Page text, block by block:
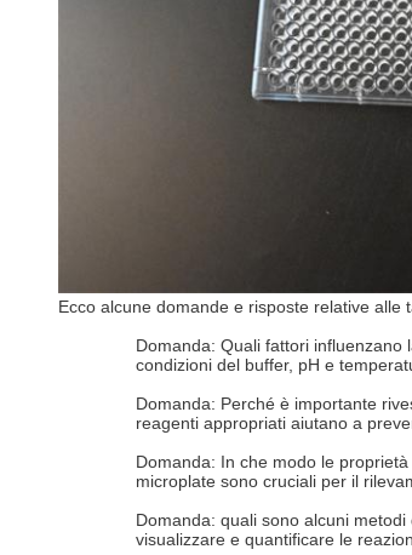
Ecco alcune domande e risposte relative alle
Domanda: Quali fattori influenzano
condizioni del buffer, pH e
Domanda: Perché è importante
reagenti appropriati aiutano a
Domanda: In che modo le
microplate sono cruciali per il
Domanda: quali sono alcuni
visualizzare e quantificare le